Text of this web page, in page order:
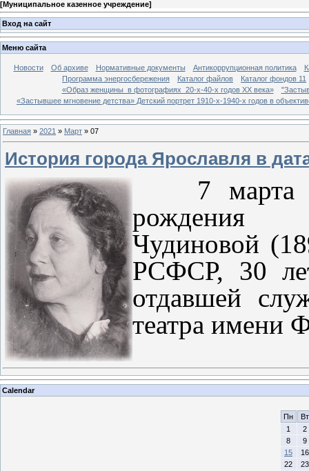
[Муниципальное казенное учреждение]
Вход на сайт
Меню сайта
Новости Об архиве Нормативные документы Антикоррупционная политика
Программа энергосбережения
Каталог файлов
Каталог фондов 11
«Образ женщины в фотографиях 20-х-40-х годов ХХ века»
«Застывшее мгновение детства» Детский портрет 1910-х-1940-х годов в
Главная » 2021 » Март » 07
История города Ярославля в
7 марта
рождения
Чудиновой
РСФСР, 30
отдавшей
театра имени
Calendar
Пн
Вт
1
2
8
9
15
16
22
23